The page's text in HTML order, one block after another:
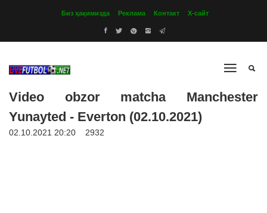
Биз ҳақимизда Реклама Контакт Х-сайт
Video obzor matcha Manchester
Yunayted - Everton (02.10.2021)
02.10.2021 20:20 2932